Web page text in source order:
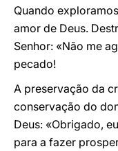
Quando
amor de Deus.
Senhor: «Não me
pecado!
A preservação da
conservação do
Deus: «Obrigado,
para a fazer